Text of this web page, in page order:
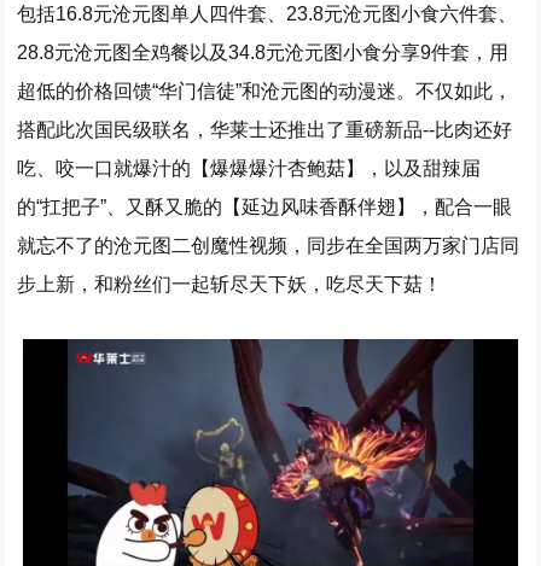
包括16.8元沧元图单人四件套、23.8元沧元图小食六件套、
28.8元沧元图全鸡餐以及34.8元沧元图小食分享9件套，用
超低的价格回馈“华门信徒”和沧元图的动漫迷。不仅如此，
搭配此次国民级联名，华莱士还推出了重磅新品--比肉还好
吃、咬一口就爆汁的【爆爆爆汁杏鲍菇】，以及甜辣届
的“扛把子”、又酥又脆的【延边风味香酥伴翅】，配合一眼
就忘不了的沧元图二创魔性视频，同步在全国两万家门店同
步上新，和粉丝们一起斩尽天下妖，吃尽天下菇！